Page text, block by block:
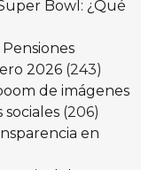
Bowl: ¿Qué
2026 (243)
de imágenes
sociales (206)
en